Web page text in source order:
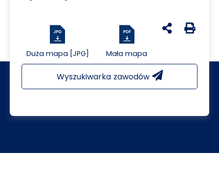
Duża mapa [JPG] Mała mapa
udostępnij na
Generuj
Wyszukiwarka zawodów